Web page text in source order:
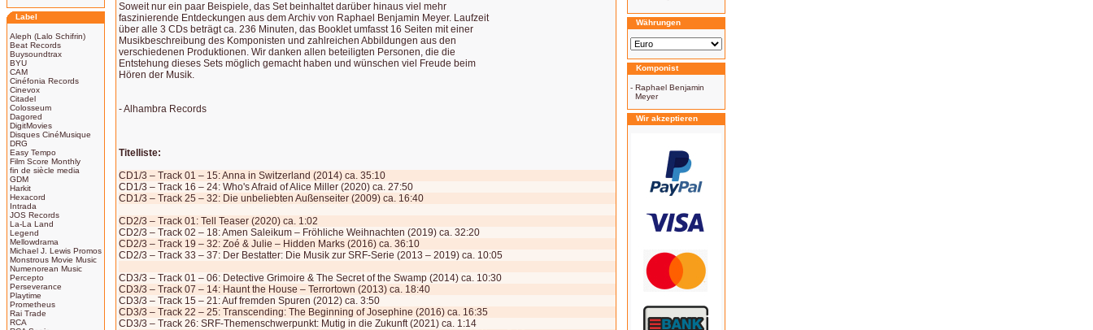
Label
Aleph (Lalo Schifrin)
Beat Records
Buysoundtrax
BYU
CAM
Cinéfonia Records
Cinevox
Citadel
Colosseum
Dagored
DigitMovies
Disques CinéMusique
DRG
Easy Tempo
Film Score Monthly
fin de siècle media
GDM
Harkit
Hexacord
Intrada
JOS Records
La-La Land
Legend
Mellowdrama
Michael J. Lewis Promos
Monstrous Movie Music
Numenorean Music
Percepto
Perseverance
Playtime
Prometheus
Rai Trade
RCA
Soweit nur ein paar Beispiele, das Set beinhaltet darüber hinaus viel mehr
faszinierende Entdeckungen aus dem Archiv von Raphael Benjamin Meyer. Laufzeit
über alle 3 CDs beträgt ca. 236 Minuten, das Booklet umfasst 16 Seiten mit einer
Musikbeschreibung des Komponisten und zahlreichen Abbildungen aus den
verschiedenen Produktionen. Wir danken allen beteiligten Personen, die die
Entstehung dieses Sets möglich gemacht haben und wünschen viel Freude beim
Hören der Musik.
- Alhambra Records
Titelliste:
CD1/3 – Track 01 – 15: Anna in Switzerland (2014) ca. 35:10
CD1/3 – Track 16 – 24: Who's Afraid of Alice Miller (2020) ca. 27:50
CD1/3 – Track 25 – 32: Die unbeliebten Außenseiter (2009) ca. 16:40
CD2/3 – Track 01: Tell Teaser (2020) ca. 1:02
CD2/3 – Track 02 – 18: Amen Saleikum – Fröhliche Weihnachten (2019) ca. 32:20
CD2/3 – Track 19 – 32: Zoé & Julie – Hidden Marks (2016) ca. 36:10
CD2/3 – Track 33 – 37: Der Bestatter: Die Musik zur SRF-Serie (2013 – 2019) ca. 10:05
CD3/3 – Track 01 – 06: Detective Grimoire & The Secret of the Swamp (2014) ca. 10:30
CD3/3 – Track 07 – 14: Haunt the House – Terrortown (2013) ca. 18:40
CD3/3 – Track 15 – 21: Auf fremden Spuren (2012) ca. 3:50
CD3/3 – Track 22 – 25: Transcending: The Beginning of Josephine (2016) ca. 16:35
CD3/3 – Track 26: SRF-Themenschwerpunkt: Mutig in die Zukunft (2021) ca. 1:14
Währungen
Komponist
- Raphael Benjamin
Meyer
Wir akzeptieren